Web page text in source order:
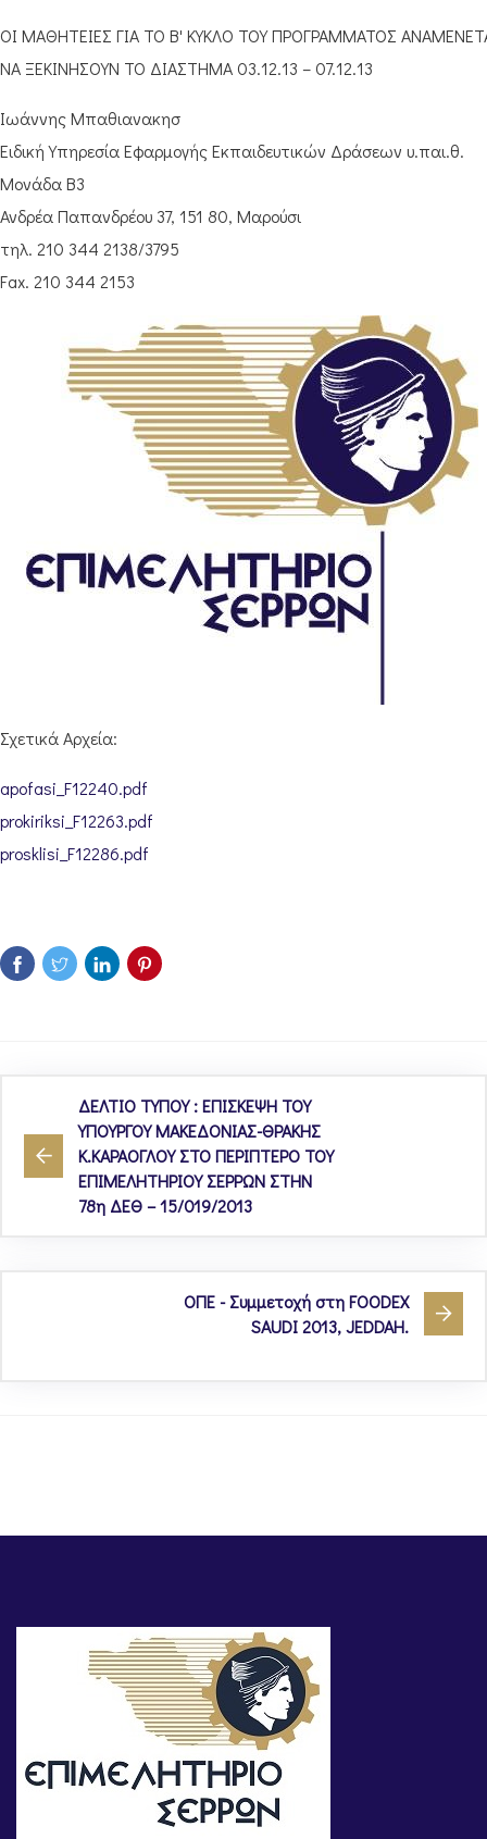
ΟΙ ΜΑΘΗΤΕΙΕΣ ΓΙΑ ΤΟ Β' ΚΥΚΛΟ ΤΟΥ ΠΡΟΓΡΑΜΜΑΤΟΣ
ΝΑ ΞΕΚΙΝΗΣΟΥΝ ΤΟ ΔΙΑΣΤΗΜΑ 03.12.13 – 07.12.13
Ιωάννης Μπαθιανακησ
Ειδική Υπηρεσία Εφαρμογής Εκπαιδευτικών Δράσεων υ.παι.θ.
Μονάδα Β3
Ανδρέα Παπανδρέου 37, 151 80, Μαρούσι
τηλ. 210 344 2138/3795
Fax. 210 344 2153
Σχετικά Αρχεία:
apofasi_F12240.pdf
prokiriksi_F12263.pdf
prosklisi_F12286.pdf
ΔΕΛΤΙΟ ΤΥΠΟΥ : ΕΠΙΣΚΕΨΗ ΤΟΥ
ΥΠΟΥΡΓΟΥ ΜΑΚΕΔΟΝΙΑΣ-ΘΡΑΚΗΣ
Κ.ΚΑΡΑΟΓΛΟΥ ΣΤΟ ΠΕΡΙΠΤΕΡΟ ΤΟΥ
ΕΠΙΜΕΛΗΤΗΡΙΟΥ ΣΕΡΡΩΝ ΣΤΗΝ
78η ΔΕΘ – 15/019/2013
ΟΠΕ - Συμμετοχή στη FOODEX
SAUDI 2013, JEDDAH.